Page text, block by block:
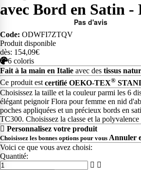
avec Bord en Satin -
Code: ODWFI7ZTQV
Produit disponible
dès: 154,09€
6 coloris
Fait à la main en Italie avec des tissus
Ce produit estcertifié OEKO-TEX®
Choisissez la taille et la couleur parmi les 6
élégant peignoir Flora pour femme en nid
poches appliquées et un précieux bords en
TC300. Choisissez la classe et la
Personnalisez votre produit
Choisissez les bonnes options pour vous Annuler
Voici ce que vous avez choisi:
Quantité: